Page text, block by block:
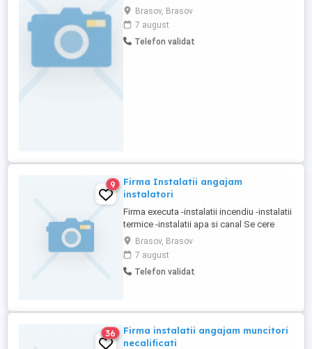
echipă dinamică și profesionistă? SMT
caută Inginer Achiziții și Devize pentru
proiecte de instalații în construcții, pe
colaborare sau angajare. Ce vei face:
Brasov, Brasov
7 august
Telefon validat
9
Firma Instalatii angajam
instalatori
Firma executa -instalatii incendiu -instalatii
termice -instalatii apa si canal Se cere
experienta, implicare si seriozitate. Se
ofera salariu de 6000 lei net Program de L-
V-8 ore Valabil pentru Brasov si Bucuresti
Brasov, Brasov
7 august
Telefon validat
36
Firma instalatii angajam muncitori
necalificati